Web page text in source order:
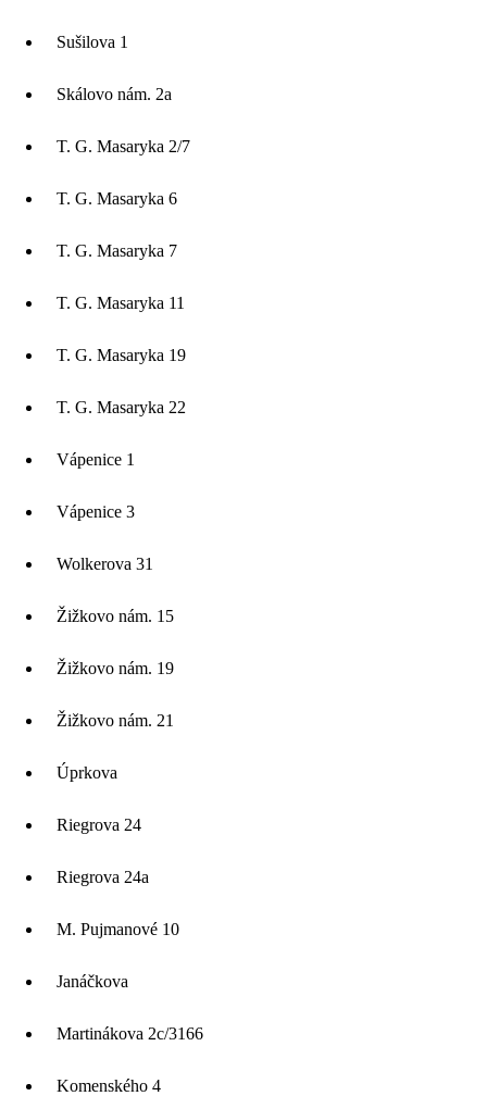
Sušilova 1
Skálovo nám. 2a
T. G. Masaryka 2/7
T. G. Masaryka 6
T. G. Masaryka 7
T. G. Masaryka 11
T. G. Masaryka 19
T. G. Masaryka 22
Vápenice 1
Vápenice 3
Wolkerova 31
Žižkovo nám. 15
Žižkovo nám. 19
Žižkovo nám. 21
Úprkova
Riegrova 24
Riegrova 24a
M. Pujmanové 10
Janáčkova
Martinákova 2c/3166
Komenského 4